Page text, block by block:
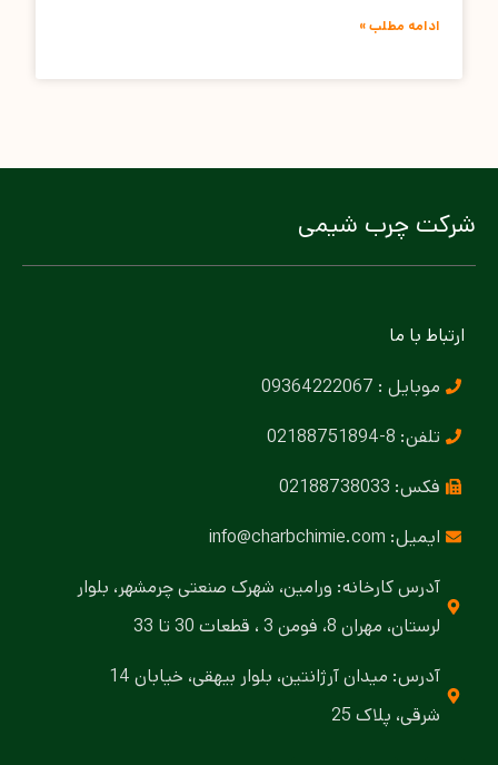
ادامه مطلب »
شرکت چرب شیمی
ارتباط با ما
موبایل : 09364222067
تلفن: 8-02188751894
فکس: 02188738033
ایمیل: info@charbchimie.com
آدرس کارخانه: ورامین، شهرک صنعتی چرمشهر، بلوار
لرستان، مهران 8، فومن 3 ، قطعات 30 تا 33
آدرس: میدان آرژانتین، بلوار بیهقی، خیابان 14
شرقی، پلاک 25